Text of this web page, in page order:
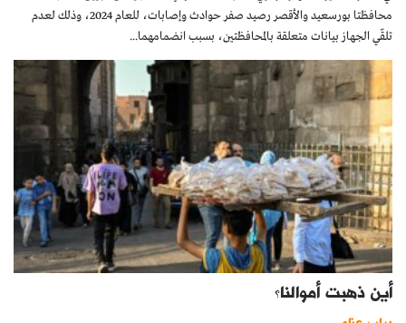
محافظتا بورسعيد والأقصر رصيد صفر حوادث وإصابات، للعام 2024، وذلك لعدم
تلقّي الجهاز بيانات متعلقة بالمحافظتين، بسبب انضمامهما...
أين ذهبت أموالنا؟